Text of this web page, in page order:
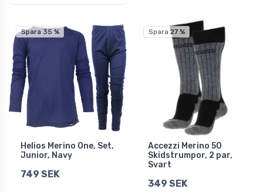
Spara 35 %
Helios Merino One, Set,
Junior, Navy
749 SEK
Spara 27 %
Accezzi Merino 50
Skidstrumpor, 2 par,
Svart
349 SEK